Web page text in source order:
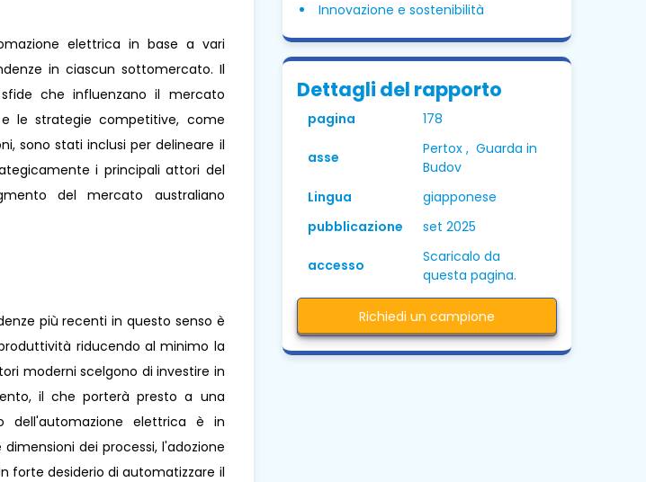
elettrica in base a vari
in ciascun sottomercato. Il
che influenzano il mercato
le strategie competitive, come
sono stati inclusi per delineare il
i principali attori del
del mercato australiano
più recenti in questo senso è
riducendo al minimo la
moderni scelgono di investire in
il che porterà presto a una
dell'automazione elettrica è in
dei processi, l'adozione
forte desiderio di automatizzare il
Innovazione e sostenibilità
Dettagli del rapporto
pagina 178
asse
Pertox , Guarda in
Budov
Lingua
giapponese
pubblicazione
set 2025
accesso
Scaricalo da
questa pagina.
Richiedi un campione